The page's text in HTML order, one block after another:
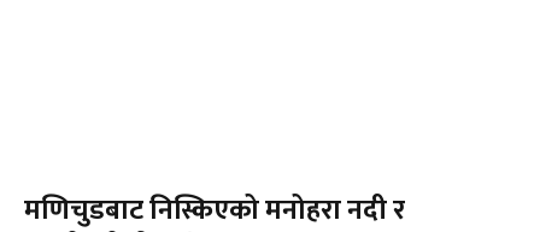
मणिचुडबाट निस्किएको मनोहरा नदी र